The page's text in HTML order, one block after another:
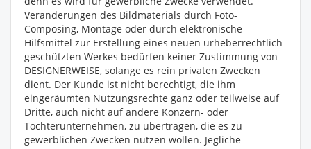
Veränderungen des Bildmaterials durch Foto-
Composing, Montage oder durch elektronische
Hilfsmittel zur Erstellung eines neuen urheberrechtlich
geschützten Werkes bedürfen keiner Zustimmung von
DESIGNERWEISE, solange es rein privaten Zwecken
dient. Der Kunde ist nicht berechtigt, die ihm
eingeräumten Nutzungsrechte ganz oder teilweise auf
Dritte, auch nicht auf andere Konzern- oder
Tochterunternehmen, zu übertragen, die es zu
gewerblichen Zwecken nutzen wollen. Jegliche